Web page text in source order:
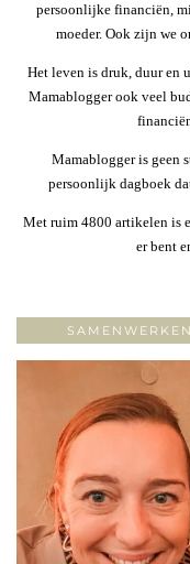
persoonlijke financiën,
moeder. Ook zijn we
Het leven is druk, duur en
Mamablogger ook veel
Mamablogger is geen
persoonlijk dagboek
Met ruim 4800 artikelen is
er bent